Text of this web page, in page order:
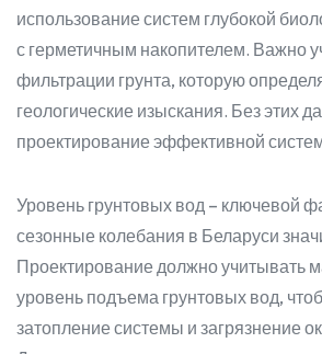
использование систем глубокой
с герметичным накопителем. Важно
фильтрации грунта, которую
геологические изыскания. Без этих
проектирование эффективной
Уровень грунтовых вод – ключевой
сезонные колебания в Беларуси
Проектирование должно учитывать
уровень подъема грунтовых вод,
затопление системы и загрязнение